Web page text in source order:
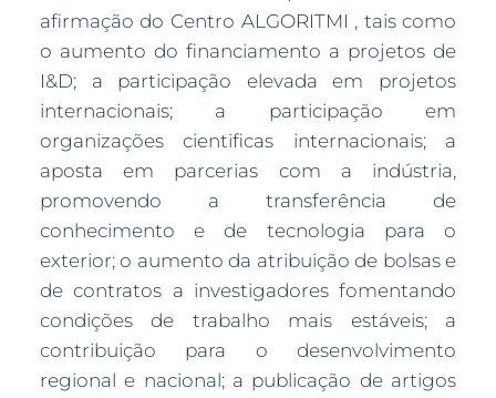
afirmação do Centro ALGORITMI , tais como
o aumento do financiamento a projetos de
I&D; a participação elevada em projetos
internacionais; a participação em
organizações cientificas internacionais; a
aposta em parcerias com a indústria,
promovendo a transferência de
conhecimento e de tecnologia para o
exterior; o aumento da atribuição de bolsas e
de contratos a investigadores fomentando
condições de trabalho mais estáveis; a
contribuição para o desenvolvimento
regional e nacional; a publicação de artigos